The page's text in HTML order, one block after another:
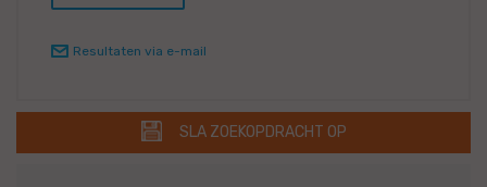
Resultaten via e-mail
SLA ZOEKOPDRACHT OP